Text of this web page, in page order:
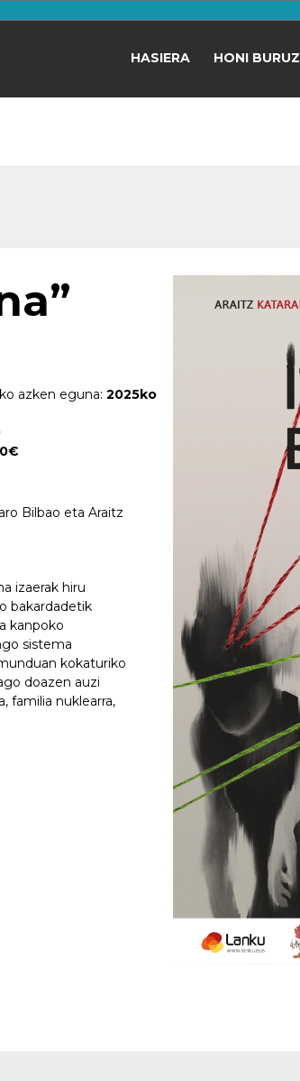
HASIERA HONI BURUZ
azken eguna: 2025ko
Bilbao eta Araitz
izaerak hiru
bakardadetik
kanpoko
sistema
kokaturiko
doazen auzi
familia nuklearra,